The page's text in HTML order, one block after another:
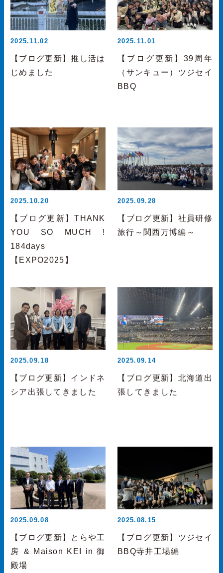
2025.11.02
【ブログ更新】推し活は
じめました
2025.11.01
【ブログ更新】39周年
（サンキュー）ツジセイ
BBQ
2025.10.20
【ブログ更新】THANK
YOU SO MUCH !
184days
【EXPO2025】
2025.09.28
【ブログ更新】社員研修
旅行～関西万博編～
2025.09.18
【ブログ更新】インドネ
シア出張してきました
2025.09.14
【ブログ更新】北海道出
張してきました
2025.09.08
【ブログ更新】とらや工
房 & Maison KEI in 御
殿場
2025.08.15
【ブログ更新】ツジセイ
BBQ寺井工場編